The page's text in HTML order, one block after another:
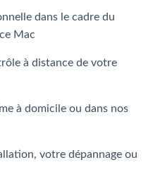
dans le cadre du
Mac
à distance de votre
à domicile ou dans nos
votre dépannage ou